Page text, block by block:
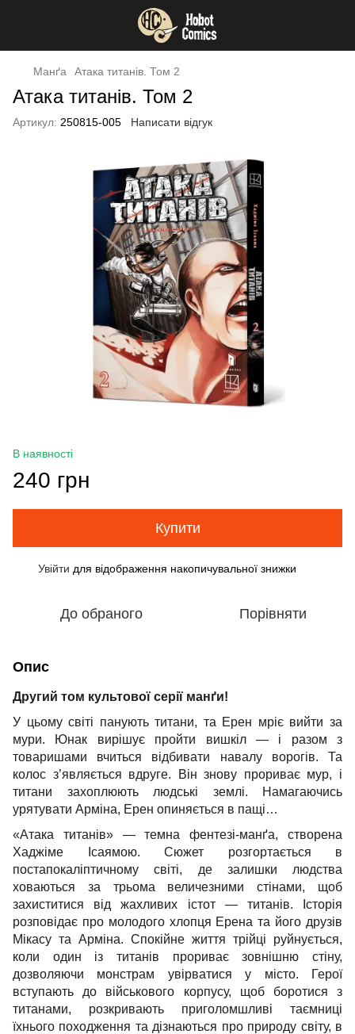
Манґа Атака титанів. Том 2
Атака титанів. Том 2
Артикул: 250815-005 Написати відгук
В наявності
240 грн
Купити
Увійти для відображення накопичувальної знижки
До обраного Порівняти
Опис
Другий том культової серії манґи!
У цьому світі панують титани, та Ерен мріє вийти за
мури. Юнак вирішує пройти вишкіл — і разом з
товаришами вчиться відбивати навалу ворогів. Та
колос з’являється вдруге. Він знову прориває мур, і
титани захоплюють людські землі. Намагаючись
урятувати Арміна, Ерен опиняється в пащі…
«Атака титанів» — темна фентезі-манґа, створена
Хаджіме Ісаямою. Сюжет розгортається в
постапокаліптичному світі, де залишки людства
ховаються за трьома величезними стінами, щоб
захиститися від жахливих істот — титанів. Історія
розповідає про молодого хлопця Ерена та його друзів
Мікасу та Арміна. Спокійне життя трійці руйнується,
коли один із титанів прориває зовнішню стіну,
дозволяючи монстрам увірватися у місто. Герої
вступають до військового корпусу, щоб боротися з
титанами, розкривають приголомшливі таємниці
їхнього походження та дізнаються про природу світу, в